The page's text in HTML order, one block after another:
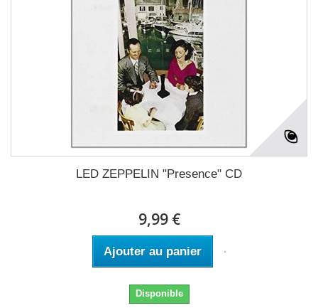
LED ZEPPELIN "Presence" CD
9,99 €
Ajouter au panier
Disponible